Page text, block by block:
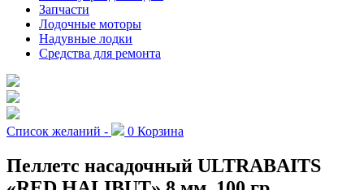
Запчасти
Лодочные моторы
Надувные лодки
Средства для ремонта
Список желаний - 0 Корзина
Пеллетс насадочный ULTRABAITS